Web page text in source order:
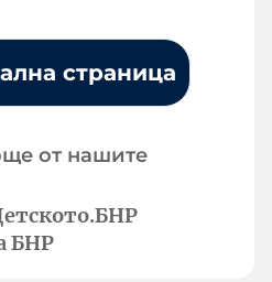
страница
от нашите
БНР